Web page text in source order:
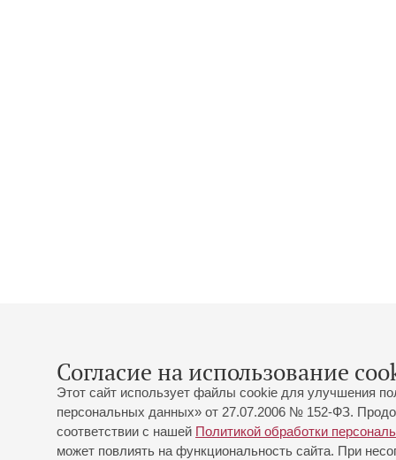
Согласие на использование
Этот сайт использует файлы cookie для улучшения
персональных данных» от 27.07.2006 № 152-ФЗ.
соответствии с нашей Политикой обработки
может повлиять на функциональность сайта. При